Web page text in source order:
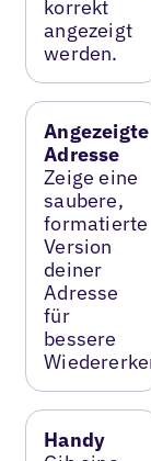
korrekt
angezeigt
werden.
Angezeigte
Adresse
Zeige eine
saubere,
formatierte
Version
deiner
Adresse
für
bessere
Handy